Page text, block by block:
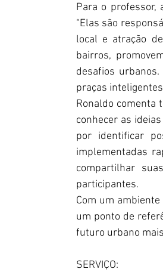
Para o professor,
“Elas são
local e atração
bairros,
desafios
praças
Ronaldo comenta
conhecer as
por identificar
implementadas
compartilhar
participantes.
Com um
um ponto de
futuro urbano
SERVIÇO: